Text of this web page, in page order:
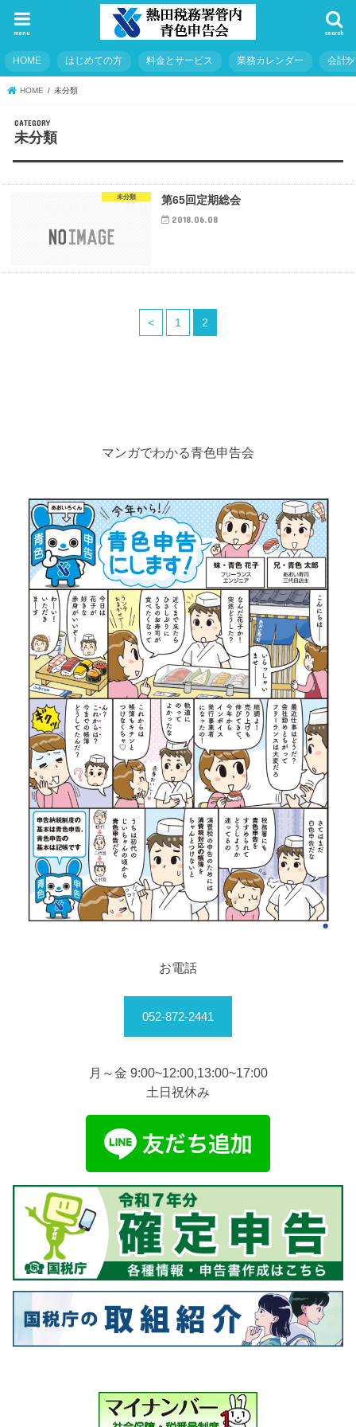
search
menu
HOME はじめての方 料金とサービス 業務カレンダー 会計
HOME 未分類
未分類
未分類 第65回定期総会
2018.06.08
< 1 2
マンガでわかる青色申告会
お電話
052-872-2441
月～金 9:00~12:00,13:00~17:00
土日祝休み